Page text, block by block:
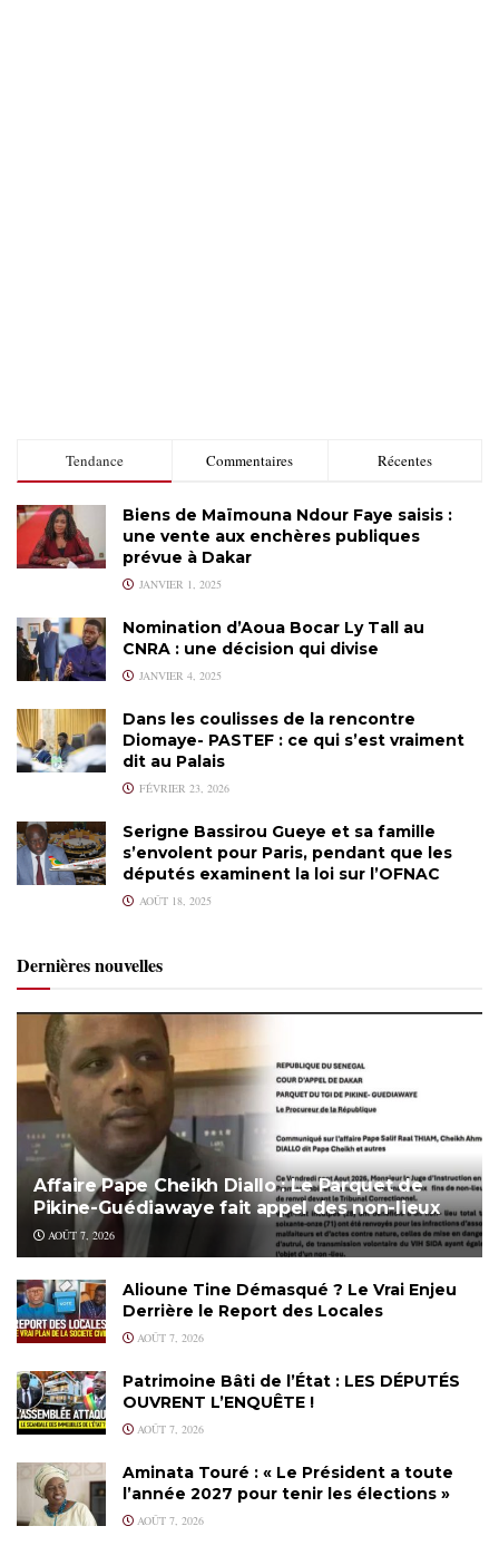
Tendance Commentaires Récentes
Biens de Maïmouna Ndour Faye saisis :
une vente aux enchères publiques
prévue à Dakar
JANVIER 1, 2025
Nomination d’Aoua Bocar Ly Tall au
CNRA : une décision qui divise
JANVIER 4, 2025
Dans les coulisses de la rencontre
Diomaye- PASTEF : ce qui s’est vraiment
dit au Palais
FÉVRIER 23, 2026
Serigne Bassirou Gueye et sa famille
s’envolent pour Paris, pendant que les
députés examinent la loi sur l’OFNAC
AOÛT 18, 2025
Dernières nouvelles
Affaire Pape Cheikh Diallo : Le Parquet de
Pikine-Guédiawaye fait appel des non-lieux
AOÛT 7, 2026
Alioune Tine Démasqué ? Le Vrai Enjeu
Derrière le Report des Locales
AOÛT 7, 2026
Patrimoine Bâti de l’État : LES DÉPUTÉS
OUVRENT L’ENQUÊTE !
AOÛT 7, 2026
Aminata Touré : « Le Président a toute
l’année 2027 pour tenir les élections »
AOÛT 7, 2026